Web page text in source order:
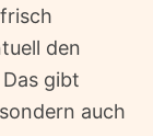
den
gibt
auch